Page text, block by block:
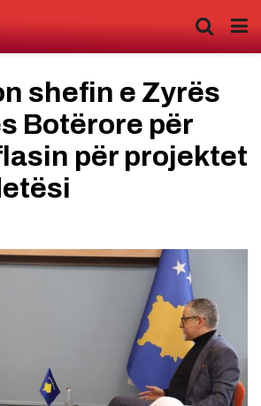
shefin e Zyrës
Botërore për
për projektet